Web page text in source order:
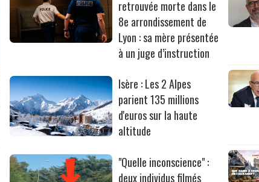
retrouvée morte dans le
8e arrondissement de
Lyon : sa mère présentée
à un juge d’instruction
Isère : Les 2 Alpes
parient 135 millions
d'euros sur la haute
altitude
"Quelle inconscience" :
deux individus filmés